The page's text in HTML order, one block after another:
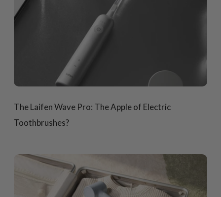
The Laifen Wave Pro: The Apple of Electric
Toothbrushes?